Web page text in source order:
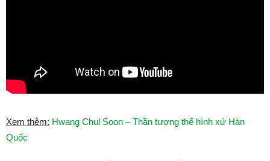
Xem thêm: Hwang Chul Soon – Thần tượng thể hình xứ Hàn
Quốc